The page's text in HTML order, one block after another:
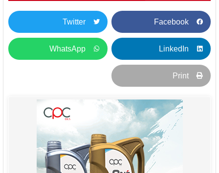
Facebook
Twitter
LinkedIn
WhatsApp
Print